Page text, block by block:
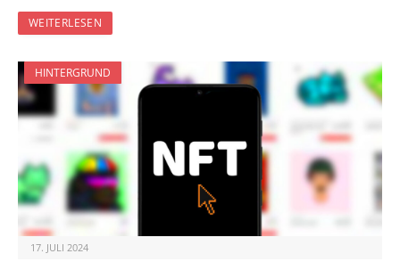
WEITERLESEN
HINTERGRUND
17. JULI 2024